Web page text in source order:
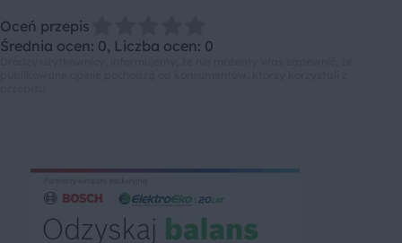
Oceń przepis
Średnia ocen: 0, Liczba ocen: 0